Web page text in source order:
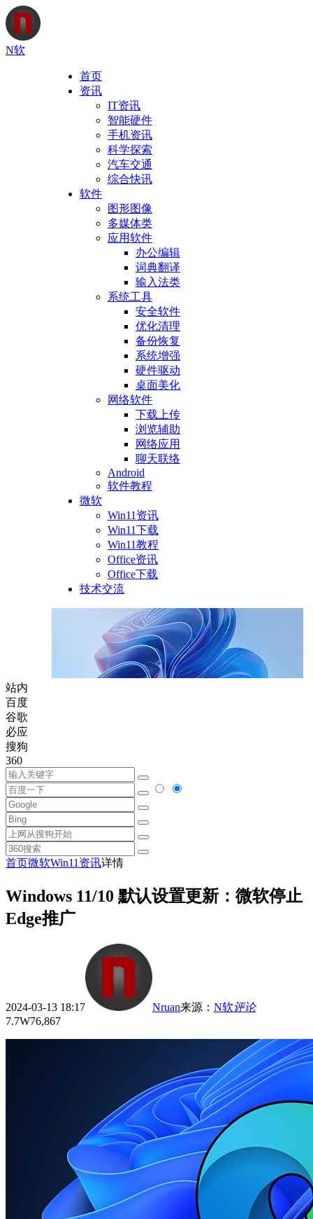
N软
首页
资讯
IT资讯
智能硬件
手机资讯
科学探索
汽车交通
综合快讯
软件
图形图像
多媒体类
应用软件
办公编辑
词典翻译
输入法类
系统工具
安全软件
优化清理
备份恢复
系统增强
硬件驱动
桌面美化
网络软件
下载上传
浏览辅助
网络应用
聊天联络
Android
软件教程
微软
Win11资讯
Win11下载
Win11教程
Office资讯
Office下载
技术交流
站内
百度
谷歌
必应
搜狗
360
首页微软Win11资讯详情
Windows 11/10 默认设置更新：微软停止
Edge推广
2024-03-13 18:17 Nruan来源 ： N软评论
7.7W76,867